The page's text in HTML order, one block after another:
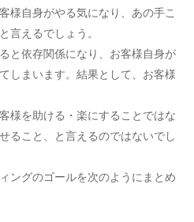
様自身がやる気になり、あの手こ
言えるでしょう。
と依存関係になり、お客様自身が
しまいます。結果として、お客様
様を助ける・楽にすることではな
ること、と言えるのではないでし
ングのゴールを次のようにまとめ